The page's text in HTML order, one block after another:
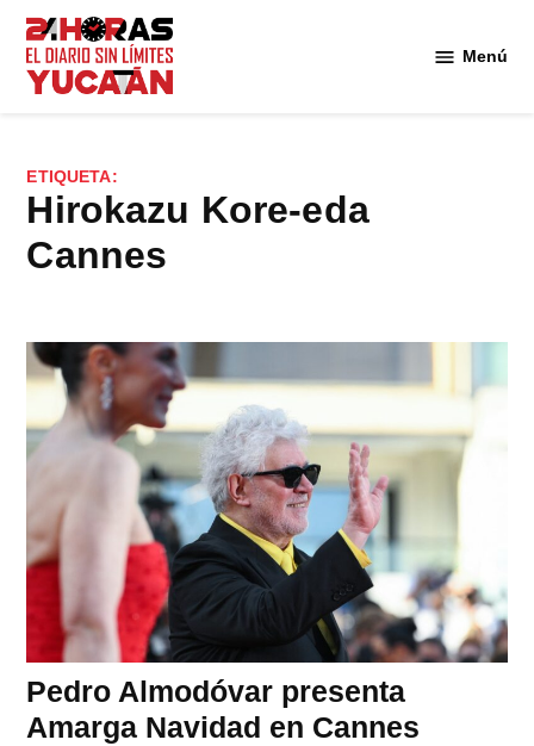
Saltar
contenido
Menú
ETIQUETA:
Hirokazu Kore-eda
Cannes
Pedro Almodóvar presenta
Amarga Navidad en Cannes